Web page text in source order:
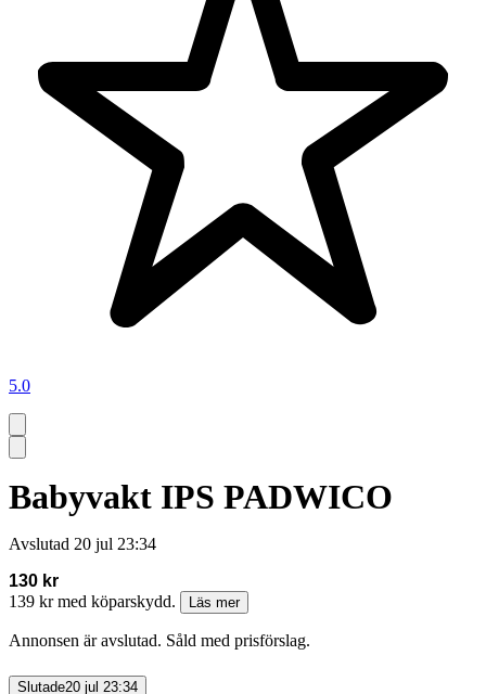
5.0
Babyvakt IPS PADWICO
Avslutad 20 jul 23:34
130 kr
139 kr med köparskydd.
Läs mer
Annonsen är avslutad. Såld med prisförslag.
Slutade20 jul 23:34